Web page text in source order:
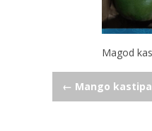
Magod
← Mango